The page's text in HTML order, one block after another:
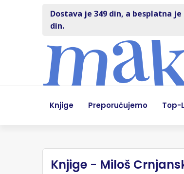
Dostava je 349 din, a besplatna
din.
Knjige Preporučujemo Top-
Knjige - Miloš